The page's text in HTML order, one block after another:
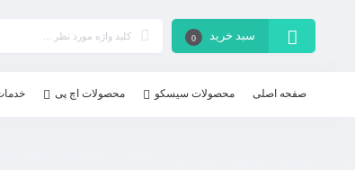
سبد خرید 0
صفحه اصلی محصولات سیسکو محصولات اچ پی